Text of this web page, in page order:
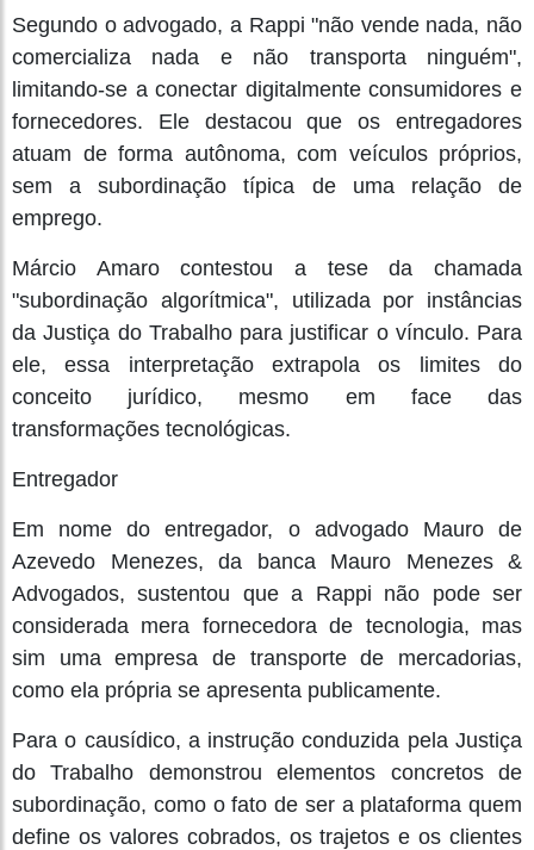
Segundo o advogado, a Rappi "não vende nada, não
comercializa nada e não transporta ninguém",
limitando-se a conectar digitalmente consumidores e
fornecedores. Ele destacou que os entregadores
atuam de forma autônoma, com veículos próprios,
sem a subordinação típica de uma relação de
emprego.
Márcio Amaro contestou a tese da chamada
"subordinação algorítmica", utilizada por instâncias
da Justiça do Trabalho para justificar o vínculo. Para
ele, essa interpretação extrapola os limites do
conceito jurídico, mesmo em face das
transformações tecnológicas.
Entregador
Em nome do entregador, o advogado Mauro de
Azevedo Menezes, da banca Mauro Menezes &
Advogados, sustentou que a Rappi não pode ser
considerada mera fornecedora de tecnologia, mas
sim uma empresa de transporte de mercadorias,
como ela própria se apresenta publicamente.
Para o causídico, a instrução conduzida pela Justiça
do Trabalho demonstrou elementos concretos de
subordinação, como o fato de ser a plataforma quem
define os valores cobrados, os trajetos e os clientes